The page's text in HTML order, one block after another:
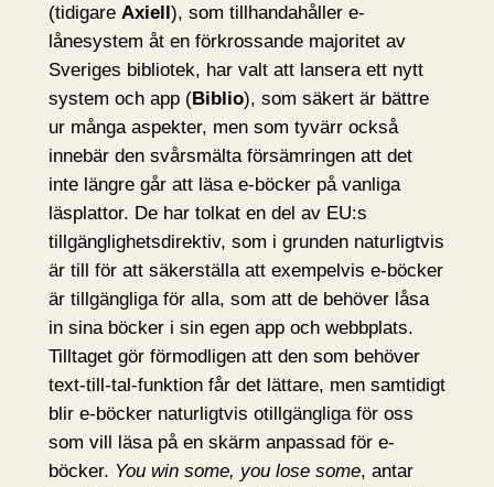
(tidigare Axiell), som tillhandahåller e-
lånesystem åt en förkrossande majoritet av
Sveriges bibliotek, har valt att lansera ett nytt
system och app (Biblio), som säkert är bättre
ur många aspekter, men som tyvärr också
innebär den svårsmälta försämringen att det
inte längre går att läsa e-böcker på vanliga
läsplattor. De har tolkat en del av EU:s
tillgänglighetsdirektiv, som i grunden naturligtvis
är till för att säkerställa att exempelvis e-böcker
är tillgängliga för alla, som att de behöver låsa
in sina böcker i sin egen app och webbplats.
Tilltaget gör förmodligen att den som behöver
text-till-tal-funktion får det lättare, men samtidigt
blir e-böcker naturligtvis otillgängliga för oss
som vill läsa på en skärm anpassad för e-
böcker. You win some, you lose some, antar